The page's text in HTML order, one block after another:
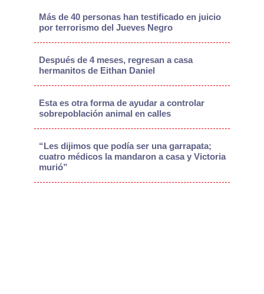
Más de 40 personas han testificado en juicio
por terrorismo del Jueves Negro
Después de 4 meses, regresan a casa
hermanitos de Eithan Daniel
Esta es otra forma de ayudar a controlar
sobrepoblación animal en calles
“Les dijimos que podía ser una garrapata;
cuatro médicos la mandaron a casa y Victoria
murió”